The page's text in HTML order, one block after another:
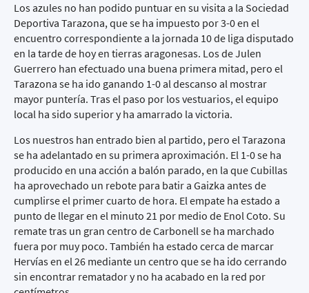
Los azules no han podido puntuar en su visita a la Sociedad
Deportiva Tarazona, que se ha impuesto por 3-0 en el
encuentro correspondiente a la jornada 10 de liga disputado
en la tarde de hoy en tierras aragonesas. Los de Julen
Guerrero han efectuado una buena primera mitad, pero el
Tarazona se ha ido ganando 1-0 al descanso al mostrar
mayor puntería. Tras el paso por los vestuarios, el equipo
local ha sido superior y ha amarrado la victoria.
Los nuestros han entrado bien al partido, pero el Tarazona
se ha adelantado en su primera aproximación. El 1-0 se ha
producido en una acción a balón parado, en la que Cubillas
ha aprovechado un rebote para batir a Gaizka antes de
cumplirse el primer cuarto de hora. El empate ha estado a
punto de llegar en el minuto 21 por medio de Enol Coto. Su
remate tras un gran centro de Carbonell se ha marchado
fuera por muy poco. También ha estado cerca de marcar
Hervías en el 26 mediante un centro que se ha ido cerrando
sin encontrar rematador y no ha acabado en la red por